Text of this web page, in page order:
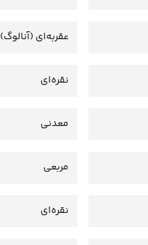
عقربه‌ای (آنالوگ)
نقره‌ای
معدنی
مربعی
نقره‌ای